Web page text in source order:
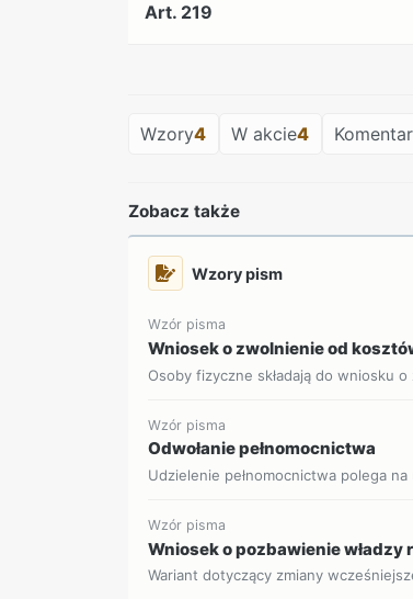
Art. 219
Wzory4 W akcie4
Zobacz także
Wzory pism
Wzór pisma
Wniosek o zwolnienie od
Osoby fizyczne składają do wniosku
Wzór pisma
Odwołanie pełnomocnictwa
Udzielenie pełnomocnictwa polega
Wzór pisma
Wniosek o pozbawienie
Wariant dotyczący zmiany